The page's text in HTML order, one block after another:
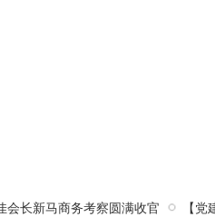
会长新马商务考察圆满收官 【